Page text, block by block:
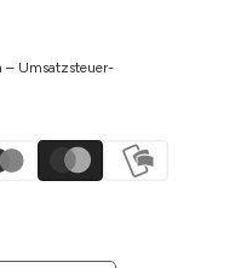
– Umsatzsteuer-